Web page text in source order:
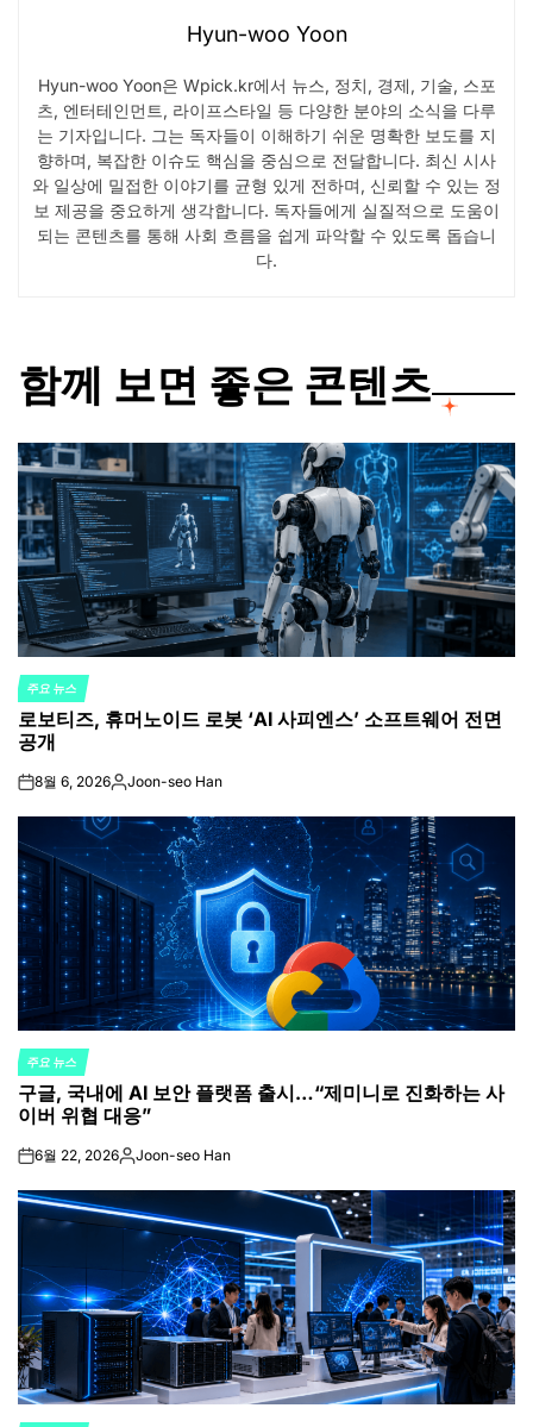
Hyun-woo Yoon
Hyun-woo Yoon은 Wpick.kr에서 뉴스, 정치, 경제, 기술, 스포
츠, 엔터테인먼트, 라이프스타일 등 다양한 분야의 소식을 다루
는 기자입니다. 그는 독자들이 이해하기 쉬운 명확한 보도를 지
향하며, 복잡한 이슈도 핵심을 중심으로 전달합니다. 최신 시사
와 일상에 밀접한 이야기를 균형 있게 전하며, 신뢰할 수 있는 정
보 제공을 중요하게 생각합니다. 독자들에게 실질적으로 도움이
되는 콘텐츠를 통해 사회 흐름을 쉽게 파악할 수 있도록 돕습니
다.
함께 보면 좋은 콘텐츠
POSTED
IN
주요 뉴스
로보티즈, 휴머노이드 로봇 ‘AI 사피엔스’ 소프트웨어 전면
공개
on8월 6, 2026Posted
Joon-seo Han
POSTED
IN
주요 뉴스
구글, 국내에 AI 보안 플랫폼 출시…“제미니로 진화하는 사
이버 위협 대응”
on6월 22, 2026Posted
Joon-seo Han